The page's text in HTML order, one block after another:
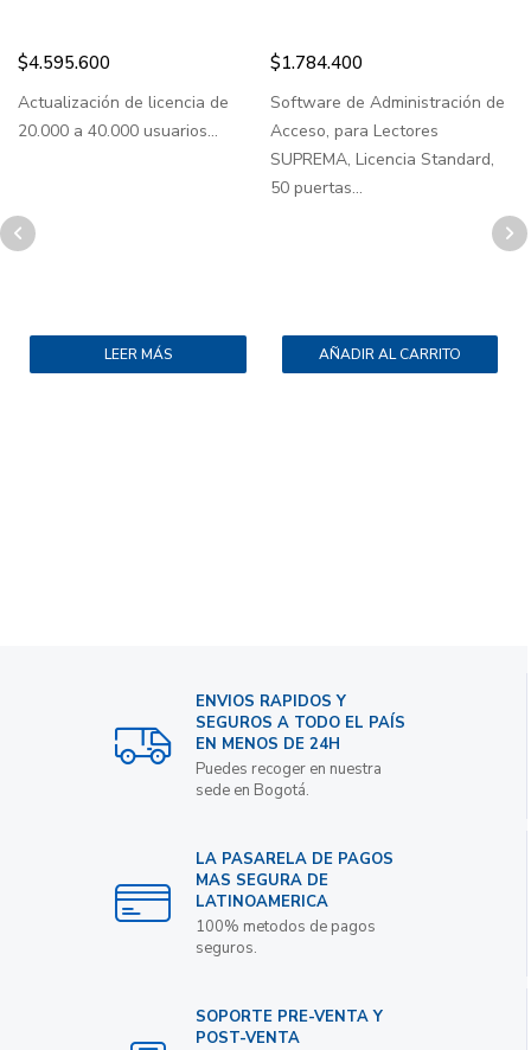
$4.595.600
Actualización de licencia de
20.000 a 40.000 usuarios...
LEER MÁS
$1.784.400
Software de Administración de
Acceso, para Lectores
SUPREMA, Licencia Standard,
50 puertas...
AÑADIR AL CARRITO
ENVIOS RAPIDOS Y
SEGUROS A TODO EL PAÍS
EN MENOS DE 24H
Puedes recoger en nuestra
sede en Bogotá.
LA PASARELA DE PAGOS
MAS SEGURA DE
LATINOAMERICA
100% metodos de pagos
seguros.
SOPORTE PRE-VENTA Y
POST-VENTA